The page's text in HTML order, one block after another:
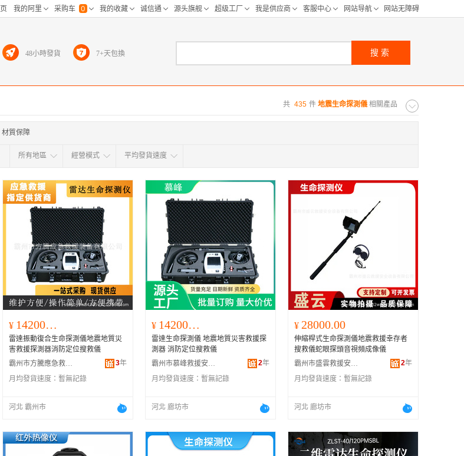
共 435 件 地震生命探測儀 相關產品
材質保障
所有地區
所有地区 采购距离:
江浙沪 华东区 华南区 华中区 华北区
海外 北京 天津 重庆
广东 浙江 山东 河北
河南 福建 安徽 广西
山西 海南 内蒙古 吉林 黑龙江
青海 四川
贵州 西藏 澳门
經營模式 平均發貨速度
¥ 142000.00
雷達振動復合生命探測儀地震地質災
害救援探測器消防定位搜救儀
霸州市方騰應急救援裝備有限公司
3年
月均發貨速度： 暫無記錄
河北 霸州市
¥ 142000.00
雷達生命探測儀 地震地質災害救援探
測器 消防定位搜救儀
霸州市慕峰救援安全設備有限公司
2年
月均發貨速度： 暫無記錄
河北 廊坊市
¥ 28000.00
伸縮桿式生命探測儀地震救援幸存者
搜救儀蛇眼探頭音視頻成像儀
霸州市盛雲救援安全設備有限公司
2年
月均發貨速度： 暫無記錄
河北 廊坊市
48小時發貨 7+天包換 搜索